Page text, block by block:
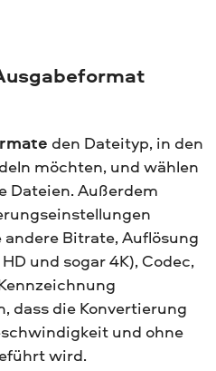
den Dateityp, in den
möchten, und wählen
Dateien. Außerdem
Bitrate, Auflösung
und sogar 4K), Codec,
dass die Konvertierung
und ohne
wird.